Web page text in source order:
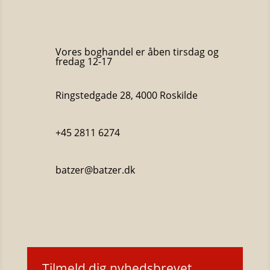
Vores boghandel er åben tirsdag og
fredag 12-17
Ringstedgade 28, 4000 Roskilde
+45 2811 6274
batzer@batzer.dk